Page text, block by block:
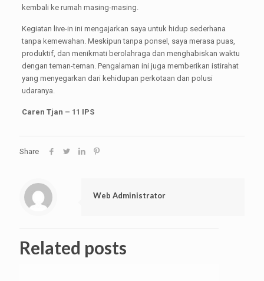
kembali ke rumah masing-masing.
Kegiatan live-in ini mengajarkan saya untuk hidup sederhana
tanpa kemewahan. Meskipun tanpa ponsel, saya merasa puas,
produktif, dan menikmati berolahraga dan menghabiskan waktu
dengan teman-teman. Pengalaman ini juga memberikan istirahat
yang menyegarkan dari kehidupan perkotaan dan polusi
udaranya.
Caren Tjan – 11 IPS
Share
Web Administrator
Related posts